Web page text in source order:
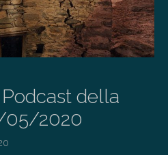
Podcast della
05/2020